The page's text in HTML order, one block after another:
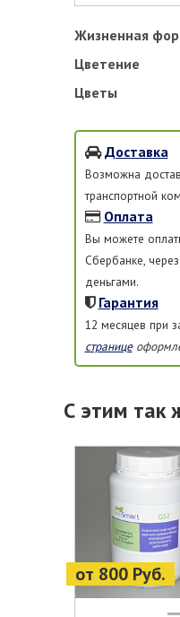
Жизненная
Цветение
Цветы
Доставка
Возможна
транспортной
Оплата
Вы можете
Сбербанке,
деньгами.
Гарантия
12 месяцев при
странице
С этим так
от 800 Руб.